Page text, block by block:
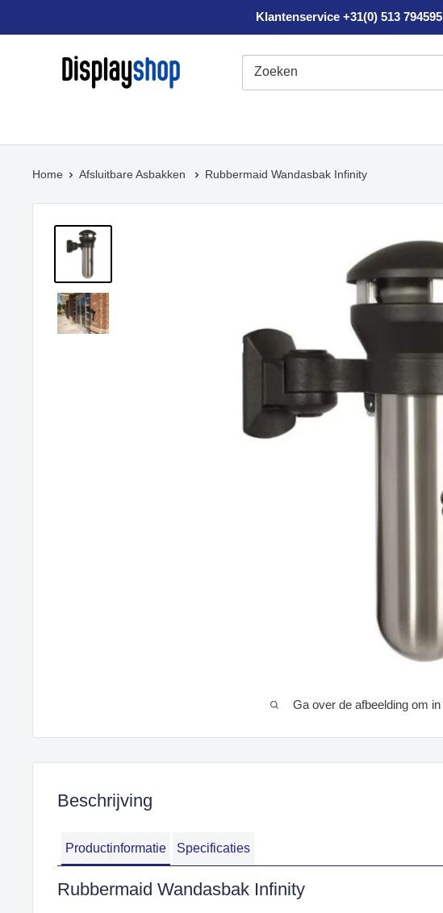
voorbij
Klantenservice +31(0) 513
Displayshop.nl
Home Afsluitbare Asbakken Rubbermaid Wandasbak Infinity
Ga over de afbeelding om
Beschrijving
Productinformatie Specificaties
Rubbermaid Wandasbak Infinity